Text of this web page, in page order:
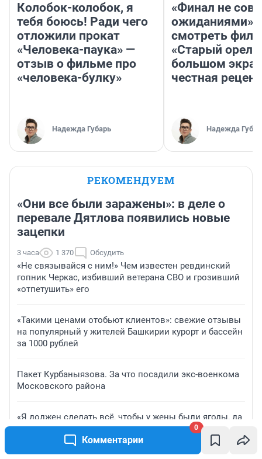
Комментарии
0
Колобок-колобок, я
тебя боюсь! Ради чего
отложили прокат
«Человека-паука» —
отзыв о фильме про
«человека-булку»
Надежда Губарь
«Финал не
ожиданиями»:
смотреть
«Старый орел»
большом
честная
Надежда
РЕКОМЕНДУЕМ
«Они все были заражены»: в деле о
перевале Дятлова появились новые
зацепки
3 часа 1 370 Обсудить
«Не связывайся с ним!» Чем известен ревдинский
гопник Черкас, избивший ветерана СВО и грозивший
«отпетушить» его
«Такими ценами отобьют клиентов»: свежие отзывы
на популярный у жителей Башкирии курорт и бассейн
за 1000 рублей
Пакет Курбаныязова. За что посадили экс-военкома
Московского района
«Я должен сделать всё, чтобы у жены были ягоды, да
ведь?»: под Пермью семья создала клубничную
ферму — история бизнеса